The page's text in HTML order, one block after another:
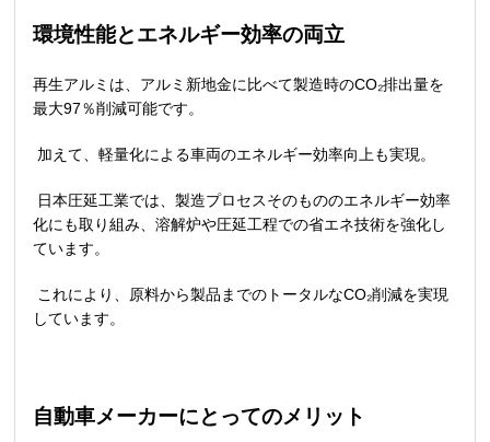
環境性能とエネルギー効率の両立
再生アルミは、アルミ新地金に比べて製造時のCO₂排出量を
最大97％削減可能です。
加えて、軽量化による車両のエネルギー効率向上も実現。
日本圧延工業では、製造プロセスそのもののエネルギー効率
化にも取り組み、溶解炉や圧延工程での省エネ技術を強化し
ています。
これにより、原料から製品までのトータルなCO₂削減を実現
しています。
自動車メーカーにとってのメリット